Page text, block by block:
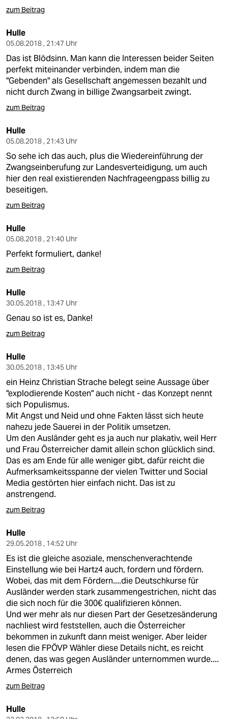
zum Beitrag
Hulle
05.08.2018 , 21:47 Uhr
Das ist Blödsinn. Man kann die Interessen beider Seiten
perfekt miteinander verbinden, indem man die
"Gebenden" als Gesellschaft angemessen bezahlt und
nicht durch Zwang in billige Zwangsarbeit zwingt.
zum Beitrag
Hulle
05.08.2018 , 21:43 Uhr
So sehe ich das auch, plus die Wiedereinführung der
Zwangseinberufung zur Landesverteidigung, um auch
hier den real existierenden Nachfrageengpass billig zu
beseitigen.
zum Beitrag
Hulle
05.08.2018 , 21:40 Uhr
Perfekt formuliert, danke!
zum Beitrag
Hulle
30.05.2018 , 13:47 Uhr
Genau so ist es, Danke!
zum Beitrag
Hulle
30.05.2018 , 13:45 Uhr
ein Heinz Christian Strache belegt seine Aussage über
"explodierende Kosten" auch nicht - das Konzept nennt
sich Populismus.
Mit Angst und Neid und ohne Fakten lässt sich heute
nahezu jede Sauerei in der Politik umsetzen.
Um den Ausländer geht es ja auch nur plakativ, weil Herr
und Frau Österreicher damit allein schon glücklich sind.
Das es am Ende für alle weniger gibt, dafür reicht die
Aufmerksamkeitsspanne der vielen Twitter und Social
Media gestörten hier einfach nicht. Das ist zu
anstrengend.
zum Beitrag
Hulle
29.05.2018 , 14:52 Uhr
Es ist die gleiche asoziale, menschenverachtende
Einstellung wie bei Hartz4 auch, fordern und fördern.
Wobei, das mit dem Fördern....die Deutschkurse für
Ausländer werden stark zusammengestrichen, nicht das
die sich noch für die 300€ qualifizieren können.
Und wer mehr als nur diesen Part der Gesetzesänderung
nachliest wird feststellen, auch die Österreicher
bekommen in zukunft dann meist weniger. Aber leider
lesen die FPÖVP Wähler diese Details nicht, es reicht
denen, das was gegen Ausländer unternommen wurde....
Armes Österreich
zum Beitrag
Hulle